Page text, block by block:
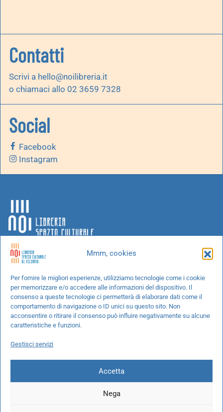
Mmm, cookies
Per fornire le migliori esperienze, utilizziamo tecnologie come i cookie
per memorizzare e/o accedere alle informazioni del dispositivo. Il
consenso a queste tecnologie ci permetterà di elaborare dati come il
comportamento di navigazione o ID unici su questo sito. Non
acconsentire o ritirare il consenso può influire negativamente su alcune
caratteristiche e funzioni.
Gestisci servizi
Accetta
Nega
Contatti
Scrivi a hello@noilibreria.it
o chiamaci allo 02 3659 7328
Social
Facebook
Instagram
Chi siamo
Progetti speciali
Richiedi un libro
Spedizioni
Cookie Policy